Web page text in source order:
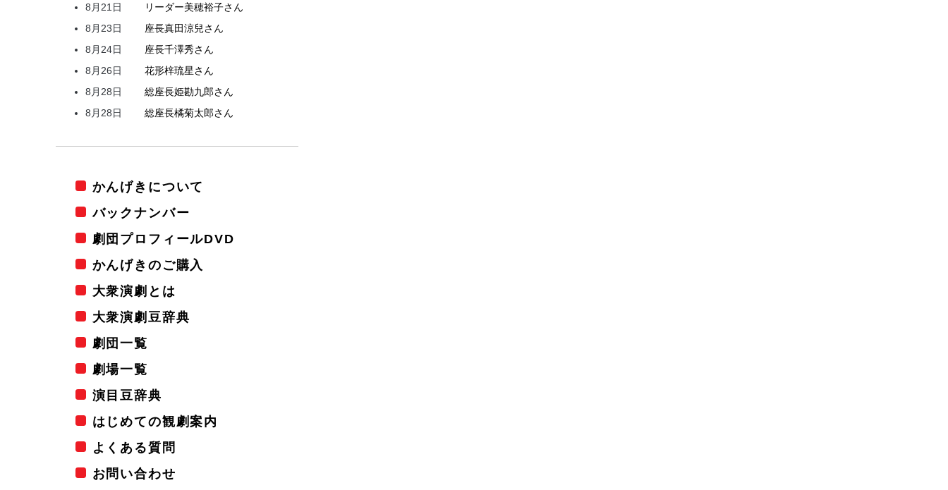
8月21日
リーダー美穂裕子さん
8月23日
座長真田涼兒さん
8月24日
座長千澤秀さん
8月26日
花形梓琉星さん
8月28日
総座長姫勘九郎さん
8月28日
総座長橘菊太郎さん
かんげきについて
バックナンバー
劇団プロフィールDVD
かんげきのご購入
大衆演劇とは
大衆演劇豆辞典
劇団一覧
劇場一覧
演目豆辞典
はじめての観劇案内
よくある質問
お問い合わせ